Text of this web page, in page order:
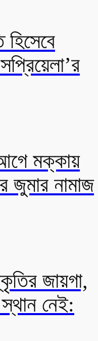
হিসেবে
মক্কায়
জুমার নামাজ
জায়গা,
নেই: